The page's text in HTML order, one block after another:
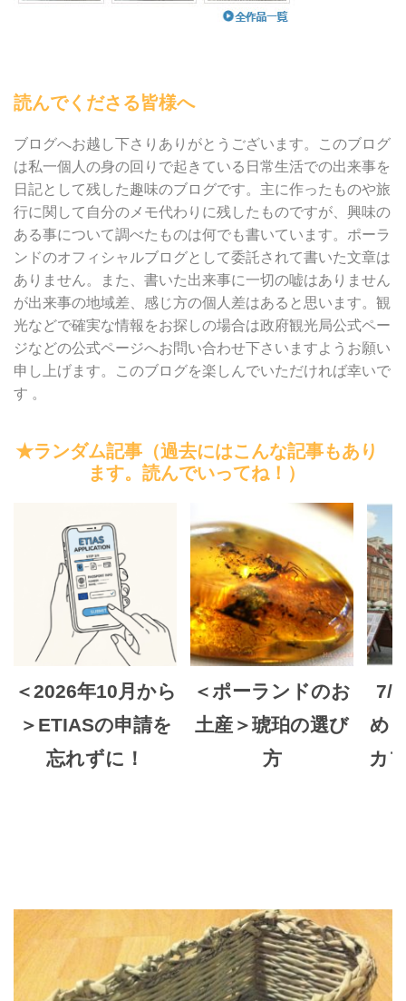
読んでくださる皆様へ
ブログへお越し下さりありがとうございます。このブログ
は私一個人の身の回りで起きている日常生活での出来事を
日記として残した趣味のブログです。主に作ったものや旅
行に関して自分のメモ代わりに残したものですが、興味の
ある事について調べたものは何でも書いています。ポーラ
ンドのオフィシャルブログとして委託されて書いた文章は
ありません。また、書いた出来事に一切の嘘はありません
が出来事の地域差、感じ方の個人差はあると思います。観
光などで確実な情報をお探しの場合は政府観光局公式ペー
ジなどの公式ページへお問い合わせ下さいますようお願い
申し上げます。このブログを楽しんでいただければ幸いで
す 。
★ランダム記事（過去にはこんな記事もあり
ます。読んでいってね！）
＜2026年10月から
＞ETIASの申請を
忘れずに！
＜ポーランドのお
土産＞琥珀の選び
方
7/
め
カ